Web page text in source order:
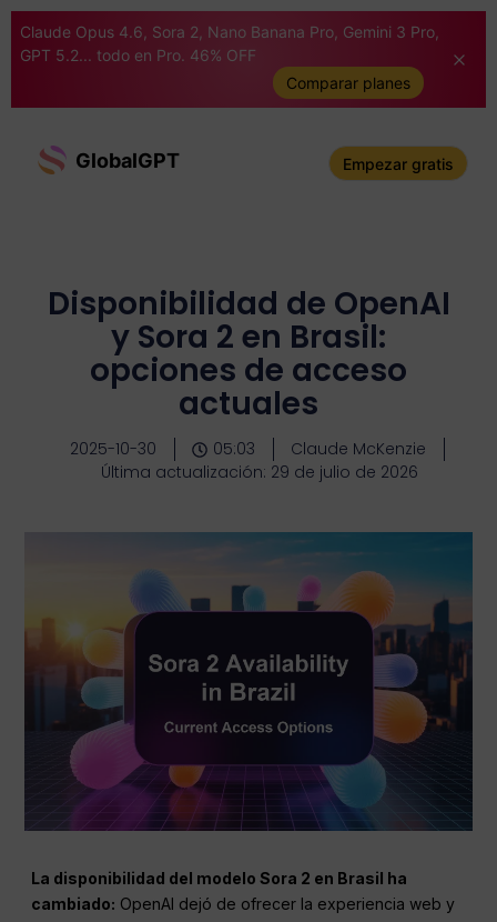
Claude Opus 4.6, Sora 2, Nano Banana Pro, Gemini 3 Pro,
GPT 5.2... todo en Pro. 46% OFF
Comparar planes
GlobalGPT Empezar gratis
Disponibilidad de OpenAI
y Sora 2 en Brasil:
opciones de acceso
actuales
2025-10-30 05:03
Claude McKenzie
Última actualización: 29 de julio de 2026
La disponibilidad del modelo Sora 2 en Brasil ha
cambiado: OpenAI dejó de ofrecer la experiencia web y